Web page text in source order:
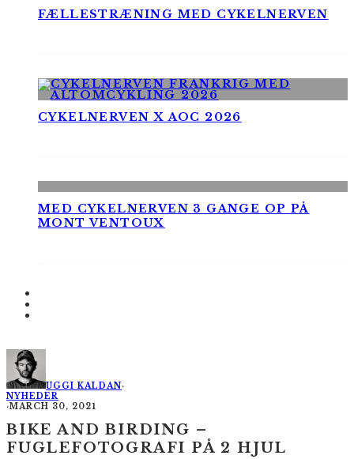
FÆLLESTRÆNING MED CYKELNERVEN
CYKELNERVEN X AOC 2026
MED CYKELNERVEN 3 GANGE OP PÅ
MONT VENTOUX
UGGI KALDAN·
NYHEDER
·MARCH 30, 2021
BIKE AND BIRDING –
FUGLEFOTOGRAFI PÅ 2 HJUL